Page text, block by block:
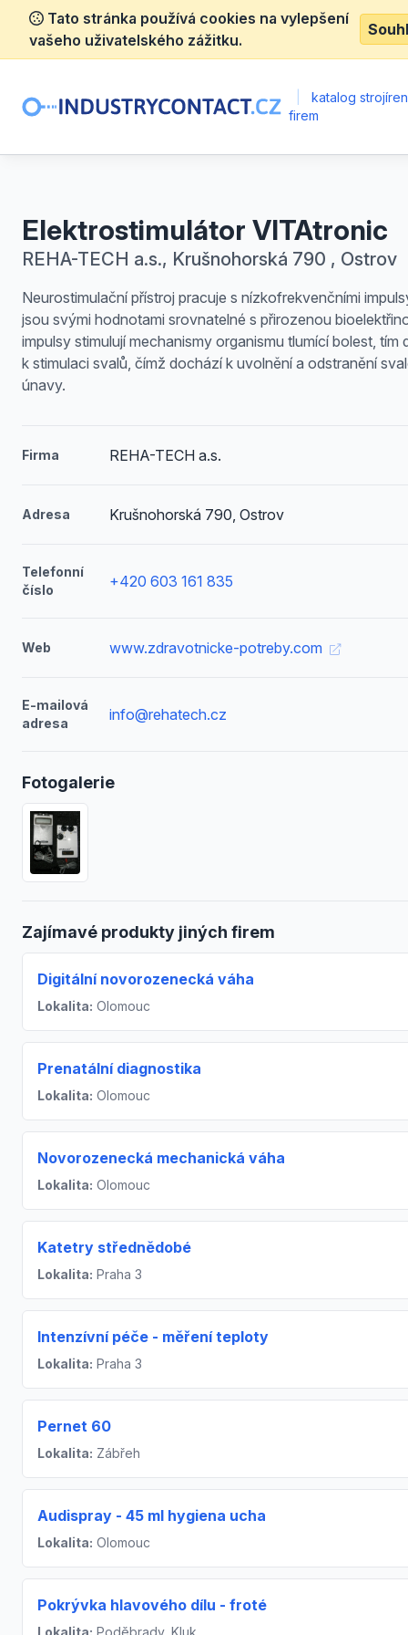
Tato stránka používá cookies na vylepšení
vašeho uživatelského zážitku.
katalog
firem
Elektrostimulátor VITAtronic
REHA-TECH a.s., Krušnohorská 790 , Ostrov
Neurostimulační přístroj pracuje s nízkofrekvenčními
jsou svými hodnotami srovnatelné s přirozenou
impulsy stimulují mechanismy organismu tlumící bolest, tím
k stimulaci svalů, čímž dochází k uvolnění a odstranění
únavy.
Firma REHA-TECH a.s.
Adresa Krušnohorská 790, Ostrov
Telefonní
číslo
+420 603 161 835
Web www.zdravotnicke-potreby.com
E-mailová
adresa
info@rehatech.cz
Fotogalerie
Zajímavé produkty jiných firem
Digitální novorozenecká váha
Lokalita: Olomouc
Prenatální diagnostika
Lokalita: Olomouc
Novorozenecká mechanická váha
Lokalita: Olomouc
Katetry střednědobé
Lokalita: Praha 3
Intenzívní péče - měření teploty
Lokalita: Praha 3
Pernet 60
Lokalita: Zábřeh
Audispray - 45 ml hygiena ucha
Lokalita: Olomouc
Pokrývka hlavového dílu - froté